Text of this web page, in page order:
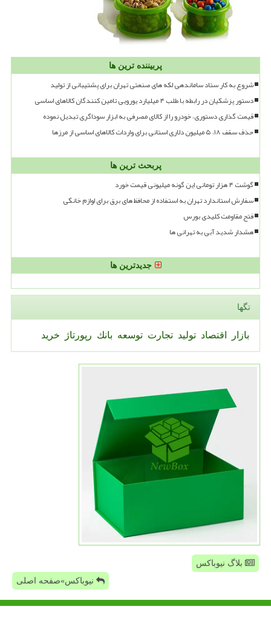
پربیننده ترین ها
شروع به کار ستاد ساماندهی لکه های صنعتی تهران برای پشتیبانی از تولید
دستور پزشکیان در رابطه با طلب ۴ میلیارد یورویی تامین کنندگان کالاهای اساسی
قیمت گذاری دستوری، خودرو را از کالای مصرفی به ابزار سوداگری تبدیل نموده
حذف سقف ۱۸، ۵ میلیون دلاری استانی برای واردات کالاهای اساسی از مرزها
پربحث ترین ها
گوشت ۴ هزار تومانی این گونه میلیونی قیمت خورد
سفارش استاندارد تهران به استفاده از محافظ های برق برای لوازم خانگی
فتح مقاومت کلیدی بورس
هشدار شدید آبی به تهرانی ها
جدیدترین ها
تگها
بازار اقتصاد تولید تجارت توسعه بانك رپورتاژ خرید
بلاگ نیوباکس
نیوباکس»صفحه اصلی